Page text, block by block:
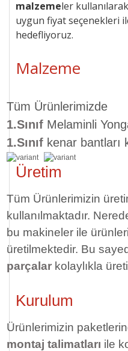
malzemeler
uygun fiyat seçenekleri
hedefliyoruz.
Malzeme
Tüm Ürünlerimizde
1.Sınıf Melaminli
1.Sınıf kenar bantları
Üretim
Tüm Ürünlerimizin
kullanılmaktadır.
bu makineler ile
üretilmektedir. Bu
parçalar kolaylıkla
Kurulum
Ürünlerimizin
montaj talimatları ile